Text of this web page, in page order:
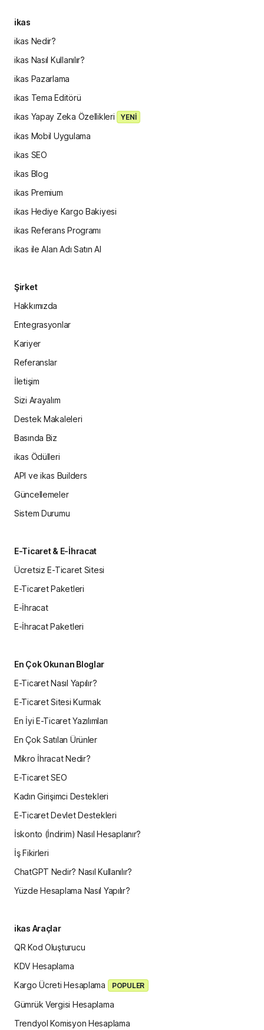
ikas
ikas Nedir?
ikas Nasıl Kullanılır?
ikas Pazarlama
ikas Tema Editörü
ikas Yapay Zeka Özellikleri
YENİ
ikas Mobil Uygulama
ikas SEO
ikas Blog
ikas Premium
ikas Hediye Kargo Bakiyesi
ikas Referans Programı
ikas ile Alan Adı Satın Al
En Çok Okunan Bloglar
E-Ticaret Nasıl Yapılır?
E-Ticaret Sitesi Kurmak
En İyi E-Ticaret Yazılımları
En Çok Satılan Ürünler
Mikro İhracat Nedir?
E-Ticaret SEO
Kadın Girişimci Destekleri
E-Ticaret Devlet Destekleri
İskonto (İndirim) Nasıl Hesaplanır?
İş Fikirleri
ChatGPT Nedir? Nasıl Kullanılır?
Yüzde Hesaplama Nasıl Yapılır?
Şirket
Hakkımızda
Entegrasyonlar
Kariyer
Referanslar
İletişim
Sizi Arayalım
Destek Makaleleri
Basında Biz
ikas Ödülleri
API ve ikas Builders
Güncellemeler
Sistem Durumu
E-Ticaret & E-İhracat
Ücretsiz E-Ticaret Sitesi
E-Ticaret Paketleri
E-İhracat
E-İhracat Paketleri
ikas Araçlar
QR Kod Oluşturucu
KDV Hesaplama
Kargo Ücreti Hesaplama
POPULER
Gümrük Vergisi Hesaplama
Trendyol Komisyon Hesaplama